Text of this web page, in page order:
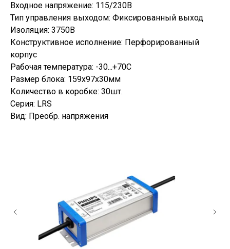
Входное напряжение: 115/230В
Тип управления выходом: Фиксированный выход
Изоляция: 3750В
Конструктивное исполнение: Перфорированный
корпус
Рабочая температура: -30...+70С
Размер блока: 159х97х30мм
Количество в коробке: 30шт.
Серия: LRS
Вид: Преобр. напряжения